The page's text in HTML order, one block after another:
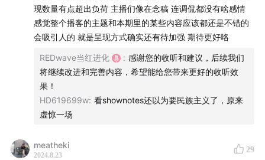
自豪感。
在这过程中，年轻人积极拓展美的维度，创造出更加丰富
多元的「新中式」表达，尤其是在服饰风格、妆容呈现、
生活方式等方面。在商业场域，因文化“复兴”而起的现象
背后，鲜活多样的“国风”消费动机正在发生。
反映在小红书上最直观的呈现就是，越来越多的年轻人在
时尚穿搭和美妆等领域，都对【新中式】风格进行热烈讨
论和多元化创作。相关话题热度不断攀升，相关笔记数量
现数量有点超出负荷 主播们像在念稿 连调侃都没有啥感情
感觉整个播客的主题和本期里的某些内容应该都还是不错的
会吸引人的 就是呈现方式确实还有待加强 期待更好咯
REDwave当红进化 : 感谢您的收听和建议，后续我们
将继续改进和完善内容，希望能给您带来更好的收听效
果！
HD619699w: 看shownotes还以为要民族主义了，原来
虚惊一场
meatheki
2024.8.23
29